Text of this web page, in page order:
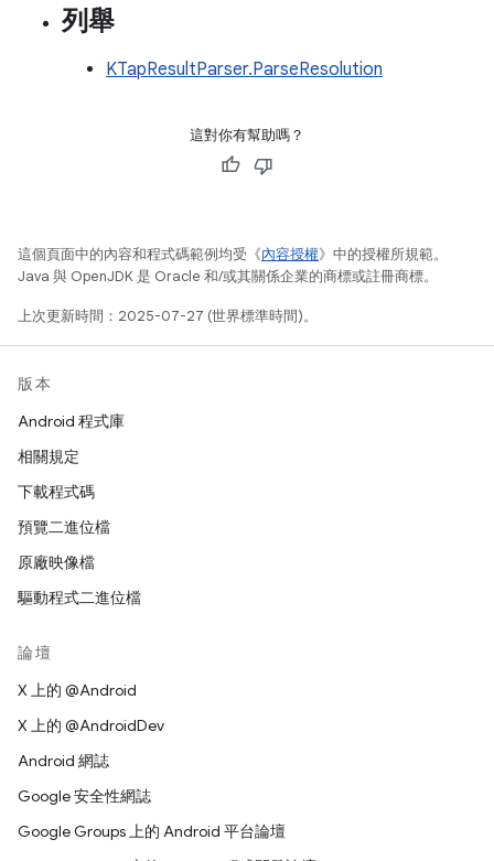
列舉
KTapResultParser.ParseResolution
這對你有幫助嗎？
這個頁面中的內容和程式碼範例均受《內容授權》中的授權所規範。
Java 與 OpenJDK 是 Oracle 和/或其關係企業的商標或註冊商標。
上次更新時間：2025-07-27 (世界標準時間)。
版本
Android 程式庫
相關規定
下載程式碼
預覽二進位檔
原廠映像檔
驅動程式二進位檔
論壇
X 上的 @Android
X 上的 @AndroidDev
Android 網誌
Google 安全性網誌
Google Groups 上的 Android 平台論壇